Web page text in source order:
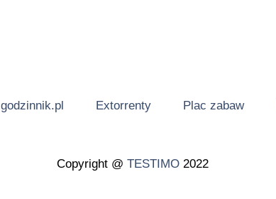
godzinnik.pl Extorrenty Plac zabaw
Copyright @ TESTIMO 2022